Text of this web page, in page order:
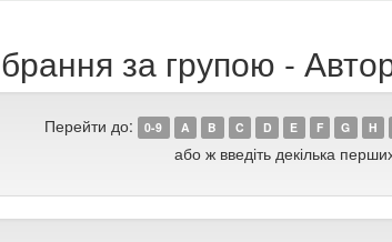
за групою -
Перейти до: 0-9 A B C D E F G H
або ж введіть декілька